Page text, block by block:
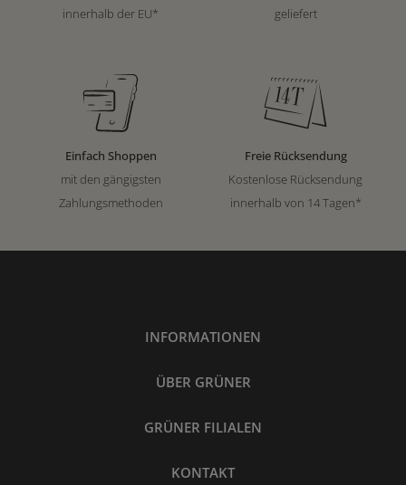
innerhalb der EU*
geliefert
Einfach Shoppen
mit den gängigsten
Zahlungsmethoden
Freie Rücksendung
Kostenlose Rücksendung
innerhalb von 14 Tagen*
INFORMATIONEN
ÜBER GRÜNER
GRÜNER FILIALEN
KONTAKT